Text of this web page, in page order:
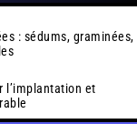
: sédums, graminées,
l’implantation et